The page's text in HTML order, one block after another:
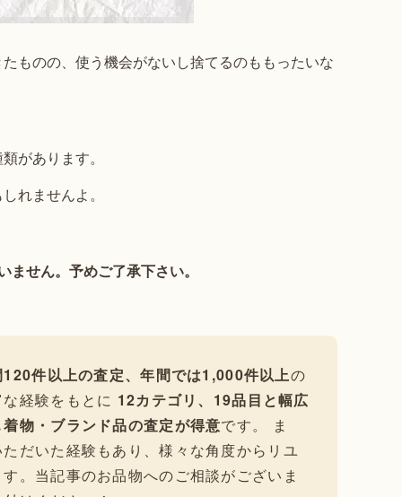
ものの、使う機会がないし捨てるのももったいな
があります。
れませんよ。
せん。予めご了承下さい。
120件以上の査定、年間では1,000件以上の
経験をもとに 12カテゴリ、19品目と幅広
着物・ブランド品の査定が得意です。 ま
だいた経験もあり、様々な角度からリユ
。当記事のお品物へのご相談がございま